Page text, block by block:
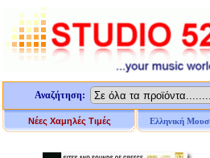
Αναζήτηση:
Νέες Χαμηλές Τιμές Ελληνική